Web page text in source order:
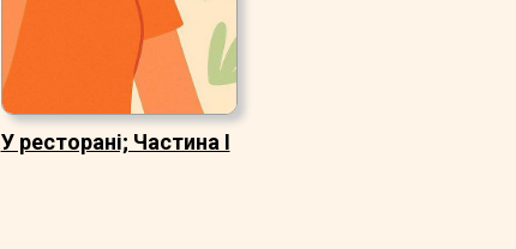
У ресторані; Частина I